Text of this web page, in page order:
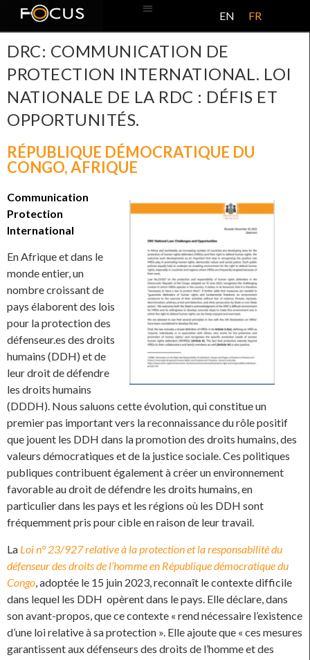
EN FR
DRC: COMMUNICATION DE
PROTECTION INTERNATIONAL. LOI
NATIONALE DE LA RDC : DÉFIS ET
OPPORTUNITÉS.
RÉPUBLIQUE DÉMOCRATIQUE DU
CONGO,AFRIQUE
Communication
Protection
International
En Afrique et dans le
monde entier, un
nombre croissant de
pays élaborent des lois
pour la protection des
défenseur.es des droits
humains (DDH) et de
leur droit de défendre
les droits humains
(DDDH). Nous saluons cette évolution, qui constitue un
premier pas important vers la reconnaissance du rôle positif
que jouent les DDH dans la promotion des droits humains, des
valeurs démocratiques et de la justice sociale. Ces politiques
publiques contribuent également à créer un environnement
favorable au droit de défendre les droits humains, en
particulier dans les pays et les régions où les DDH sont
fréquemment pris pour cible en raison de leur travail.
La Loi n° 23/927 relative à la protection et la responsabilité du
défenseur des droits de l’homme en République démocratique du
Congo , adoptée le 15 juin 2023, reconnaît le contexte difficile
dans lequel les DDH opèrent dans le pays. Elle déclare, dans
son avant-propos, que ce contexte « rend nécessaire l’existence
d’une loi relative à sa protection ». Elle ajoute que « ces mesures
garantissent aux défenseurs des droits de l’homme et des